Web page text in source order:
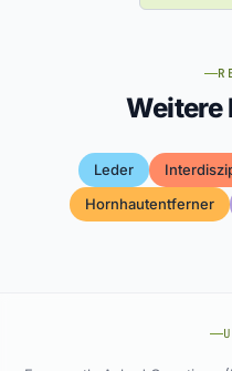
Weitere
Leder
Hornhautentferner